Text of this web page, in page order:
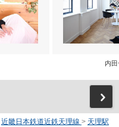
内
近畿日本鉄道近鉄天理線 > 天理駅